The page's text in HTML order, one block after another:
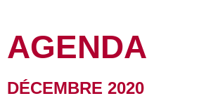
AGENDA
DÉCEMBRE 2020